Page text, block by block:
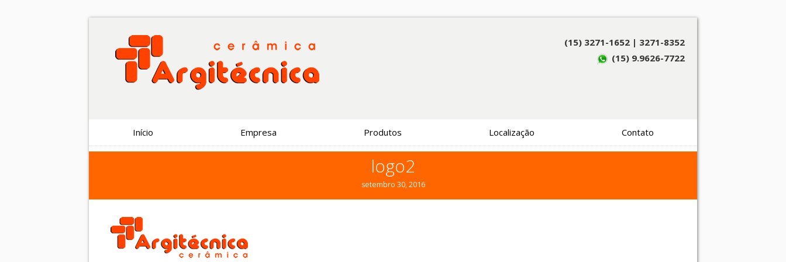
Argitécnica
Cerâmica
(15) 3271-1652 | 3271-8352
(15) 9.9626-7722
Início Empresa Produtos Localização Contato
logo2
setembro 30, 2016